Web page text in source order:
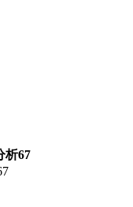
析67